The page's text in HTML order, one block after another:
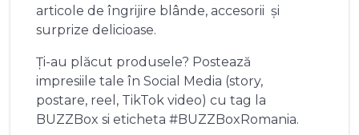
articole de îngrijire blânde, accesorii și
surprize delicioase.
Ți-au plăcut produsele? Postează
impresiile tale în Social Media (story,
postare, reel, TikTok video) cu tag la
BUZZBox si eticheta #BUZZBoxRomania.